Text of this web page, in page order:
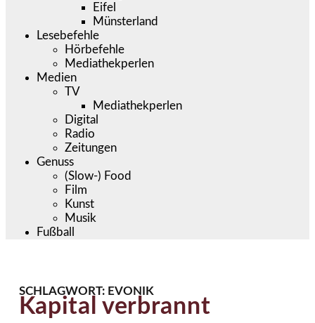
Eifel
Münsterland
Lesebefehle
Hörbefehle
Mediathekperlen
Medien
TV
Mediathekperlen
Digital
Radio
Zeitungen
Genuss
(Slow-) Food
Film
Kunst
Musik
Fußball
SCHLAGWORT: EVONIK
Kapital verbrannt